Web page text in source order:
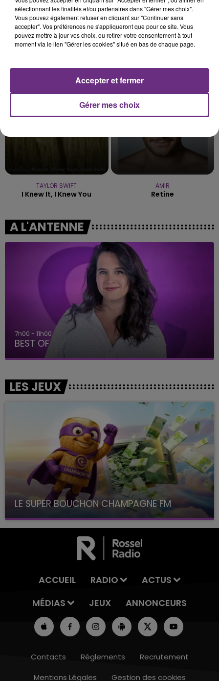
TAYLOR SWIFT
I Knew It, I Knew You
6h40
6h40
AMIR
Retine
A L'ANTENNE
7h00 - 11h00
BEST OF
LES JEUX
LE SUPER BOUCHON CHAMPAGNE FM
avec La Famille Champagne FM, à 8H10
ACCUEIL RADIO
ACTUS
MÉDIAS
JEUX ANNONCEURS
Contacts Règlements
Recrutement
Mentions Légales
Gestion des cookies
sélectionnant les finalités et/ou partenaires dans "Gérer mes choix".
Vous pouvez également refuser en cliquant sur "Continuer sans
accepter". Vos préférences ne s'appliqueront que pour ce site. Vous
pouvez mettre à jour vos choix, ou retirer votre consentement à tout
moment via le lien "Gérer les cookies" situé en bas de chaque page.
Gérer mes choix
Accepter et fermer